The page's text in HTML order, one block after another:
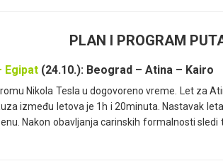
PLAN I PROGRAM
Egipat (24.10.): Beograd – Atina – Kairo
Nikola Tesla u dogovoreno vreme. Let za
između letova je 1h i 20minuta. Nastavak
Nakon obavljanja carinskih formalnosti